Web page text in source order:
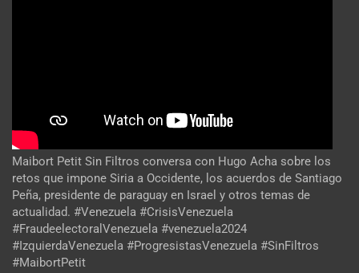
Maibort Petit Sin Filtros conversa con Hugo Acha sobre los
retos que impone Siria a Occidente, los acuerdos de Santiago
Peña, presidente de paraguay en Israel y otros temas de
actualidad. #Venezuela #CrisisVenezuela
#FraudeelectoralVenezuela #venezuela2024
#IzquierdaVenezuela #ProgresistasVenezuela #SinFiltros
#MaibortPetit